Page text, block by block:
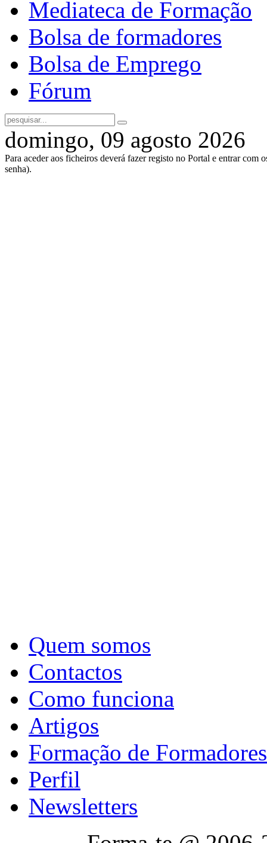
Mediateca de Formação
Bolsa de formadores
Bolsa de Emprego
Fórum
domingo, 09 agosto 2026
Para aceder aos ficheiros deverá fazer registo no Portal e entrar com
senha).
Quem somos
Contactos
Como funciona
Artigos
Formação de Formadores
Perfil
Newsletters